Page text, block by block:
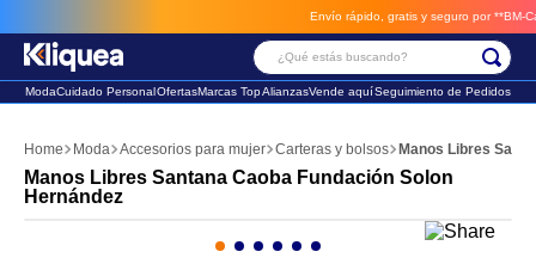
Envío rápido, gratis y seguro por **BM-
¿Qué estás buscando?
ModaCuidado PersonalOfertasMarcas TopAlianzasVende aquíSeguimiento de Pedidos
Moda Accesorios para mujer Carteras y bolsos Manos Libres
Manos Libres Santana Caoba Fundación Solon
Hernández
2 . sandalia